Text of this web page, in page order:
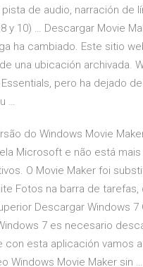
de audio, narración de
y 10) … Descargar Movie
ha cambiado. Este sitio
una ubicación archivada.
pero ha dejado
…
do Windows Movie
Microsoft e não está
O Movie Maker foi
Fotos na barra de
Descargar Windows 7
7 es necesario
con esta aplicación
Windows Movie Maker sin